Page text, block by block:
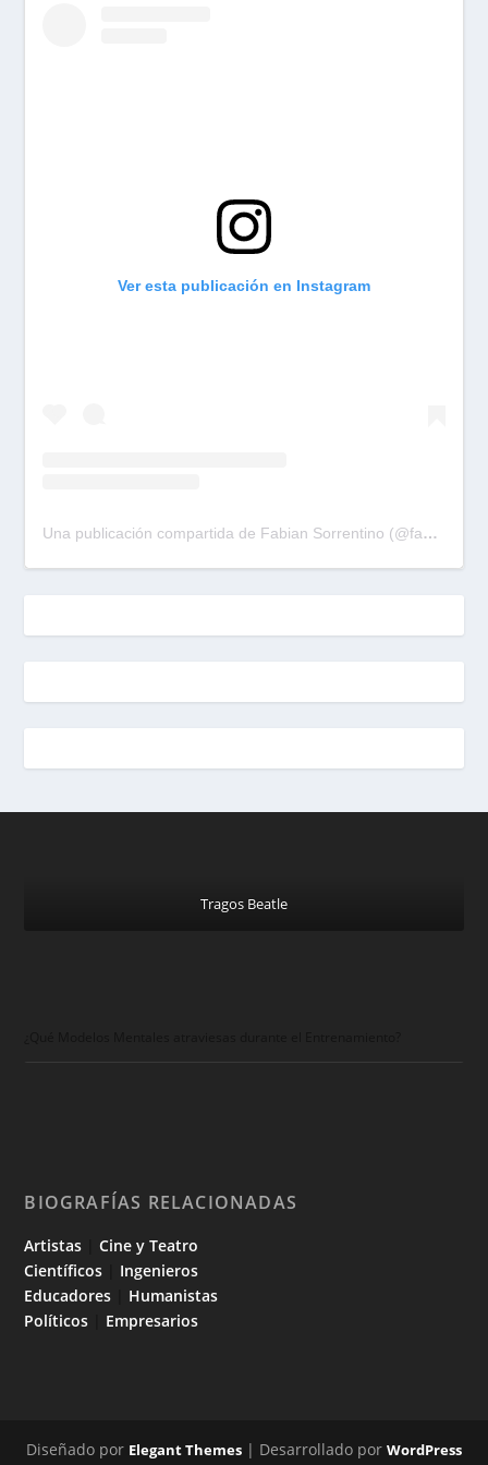
Ver esta publicación en Instagram
Una publicación compartida de Fabian Sorrentino (@fabiansonria)
Tragos Beatle
BIOGRAFÍAS RELACIONADAS
Artistas |Cine y Teatro
Científicos
Ingenieros
Educadores
Humanistas
Políticos
Empresarios
Diseñado por Elegant Themes | Desarrollado por WordPress